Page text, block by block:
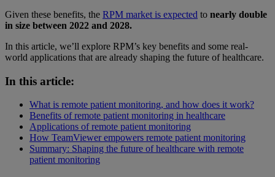
Given these benefits, the RPM market is expected to nearly double
in size between 2022 and 2028.
In this article, we’ll explore RPM’s key benefits and some real-
world applications that are already shaping the future of healthcare.
In this article:
What is remote patient monitoring, and how does it work?
Benefits of remote patient monitoring in healthcare
Applications of remote patient monitoring
How TeamViewer empowers remote patient monitoring
Summary: Shaping the future of healthcare with remote
patient monitoring